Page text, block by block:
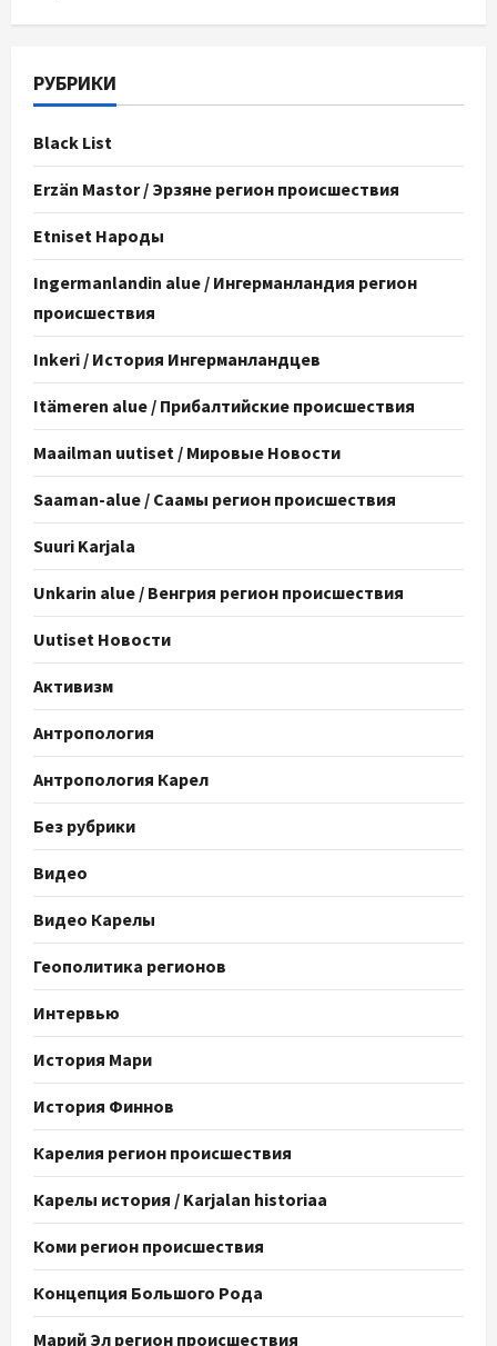
РУБРИКИ
Black List
Erzän Mastor / Эрзяне регион происшествия
Etniset Народы
Ingermanlandin alue / Ингерманландия регион
происшествия
Inkeri / История Ингерманландцев
Itämeren alue / Прибалтийские происшествия
Maailman uutiset / Мировые Новости
Saaman-alue / Саамы регион происшествия
Suuri Karjala
Unkarin alue / Венгрия регион происшествия
Uutiset Новости
Активизм
Антропология
Антропология Карел
Без рубрики
Видео
Видео Карелы
Геополитика регионов
Интервью
История Мари
История Финнов
Карелия регион происшествия
Карелы история / Karjalan historiaa
Коми регион происшествия
Концепция Большого Рода
Марий Эл регион происшествия